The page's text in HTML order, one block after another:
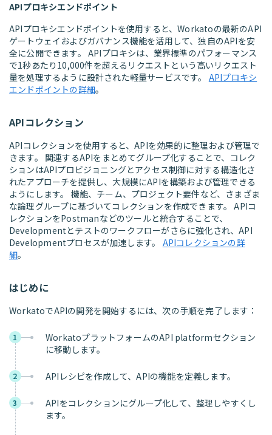
APIプロキシエンドポイント
APIプロキシエンドポイントを使用すると、Workatoの最新のAPI
ゲートウェイおよびガバナンス機能を活用して、独自のAPIを安
全に公開できます。 APIプロキシは、業界標準のパフォーマンス
で1秒あたり10,000件を超えるリクエストという高いリクエスト
量を処理するように設計された軽量サービスです。 APIプロキシ
エンドポイントの詳細。
APIコレクション
APIコレクションを使用すると、APIを効果的に整理および管理で
きます。 関連するAPIをまとめてグループ化することで、コレク
ションはAPIプロビジョニングとアクセス制御に対する構造化さ
れたアプローチを提供し、大規模にAPIを構築および管理できる
ようにします。 機能、チーム、プロジェクト要件など、さまざま
な論理グループに基づいてコレクションを作成できます。 APIコ
レクションをPostmanなどのツールと統合することで、
Developmentとテストのワークフローがさらに強化され、API
Developmentプロセスが加速します。 APIコレクションの詳
細。
はじめに
WorkatoでAPIの開発を開始するには、次の手順を完了します：
1
WorkatoプラットフォームのAPI platformセクション
に移動します。
2 APIレシピを作成して、APIの機能を定義します。
3
APIをコレクションにグループ化して、整理しやすくし
ます。